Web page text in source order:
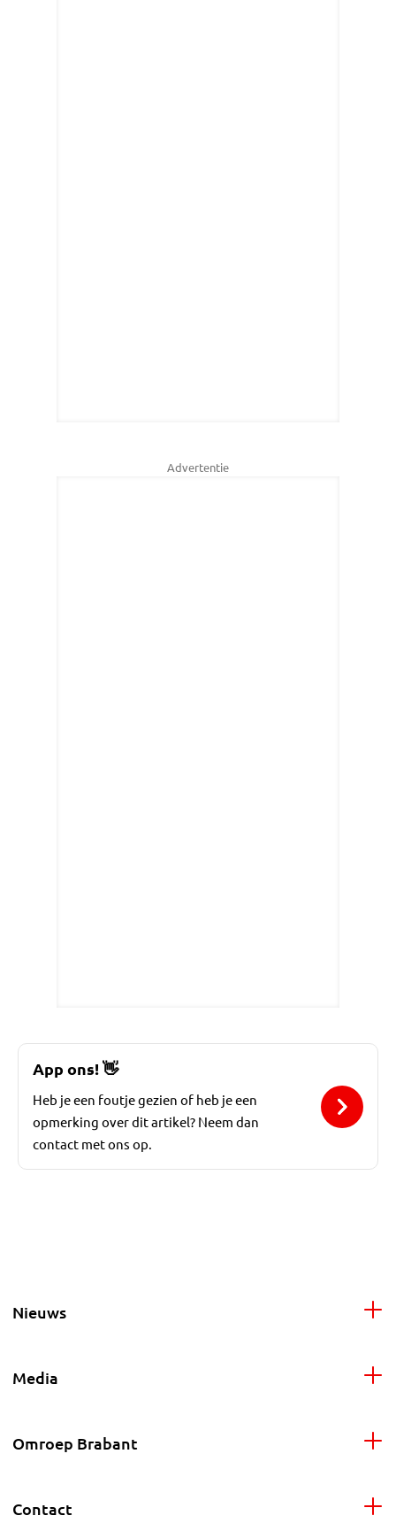
Advertentie
App ons!👋
Heb je een foutje gezien of heb je een
opmerking over dit artikel? Neem dan
contact met ons op.
Nieuws
Media
Omroep Brabant
Contact